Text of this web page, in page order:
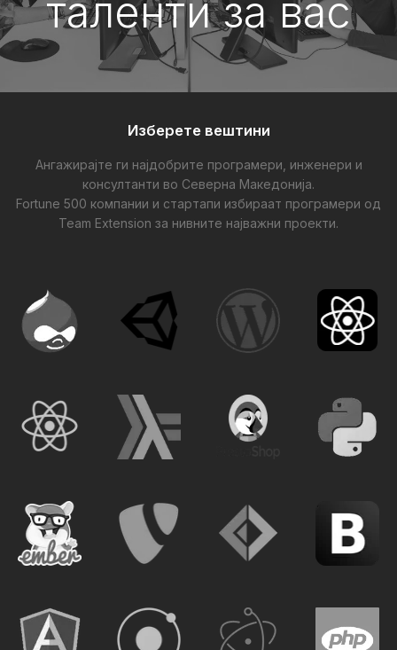
таленти за вас
Изберете вештини
Ангажирајте ги најдобрите програмери, инженери и
консултанти во Северна Македонија.
Fortune 500 компании и стартапи избираат програмери од
Team Extension за нивните најважни проекти.